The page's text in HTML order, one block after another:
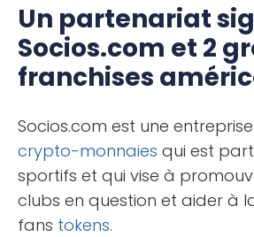
Un partenariat
Socios.com et 2
franchises
Socios.com est une
crypto-monnaies qui est
sportifs et qui vise à
clubs en question et aider à
fans tokens.